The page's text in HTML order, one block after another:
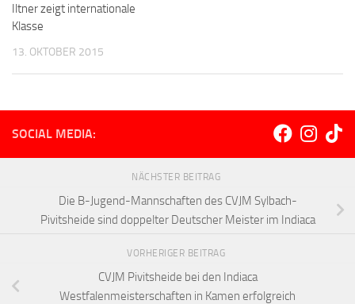
Iltner zeigt internationale
Klasse
13. OKTOBER 2015
SOCIAL MEDIA:
NÄCHSTER BEITRAG
Die B-Jugend-Mannschaften des CVJM Sylbach-
Pivitsheide sind doppelter Deutscher Meister im Indiaca
VORHERIGER BEITRAG
CVJM Pivitsheide bei den Indiaca
Westfalenmeisterschaften in Kamen erfolgreich